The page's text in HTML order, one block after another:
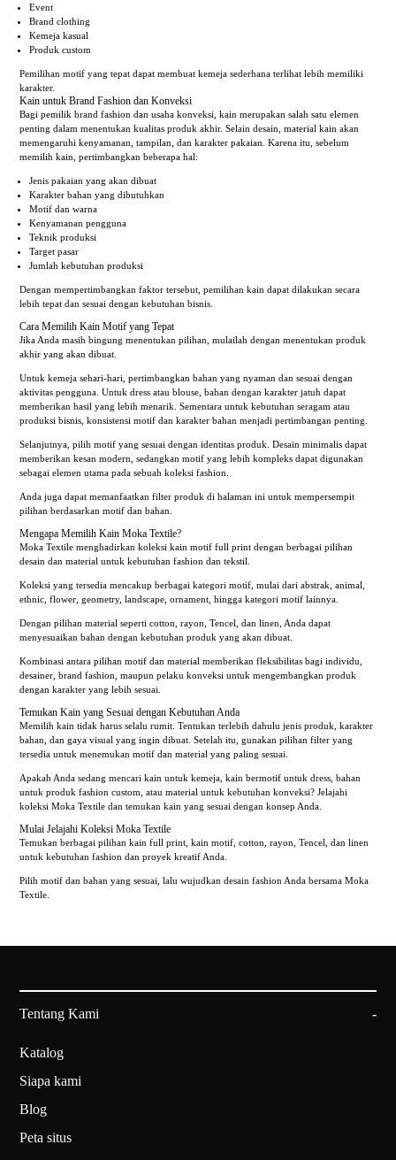
Event
Brand clothing
Kemeja kasual
Produk custom
Pemilihan motif yang tepat dapat membuat kemeja sederhana terlihat lebih memiliki
karakter.
Kain untuk Brand Fashion dan Konveksi
Bagi pemilik brand fashion dan usaha konveksi, kain merupakan salah satu elemen
penting dalam menentukan kualitas produk akhir. Selain desain, material kain akan
memengaruhi kenyamanan, tampilan, dan karakter pakaian. Karena itu, sebelum
memilih kain, pertimbangkan beberapa hal:
Jenis pakaian yang akan dibuat
Karakter bahan yang dibutuhkan
Motif dan warna
Kenyamanan pengguna
Teknik produksi
Target pasar
Jumlah kebutuhan produksi
Dengan mempertimbangkan faktor tersebut, pemilihan kain dapat dilakukan secara
lebih tepat dan sesuai dengan kebutuhan bisnis.
Cara Memilih Kain Motif yang Tepat
Jika Anda masih bingung menentukan pilihan, mulailah dengan menentukan produk
akhir yang akan dibuat.
Untuk kemeja sehari-hari, pertimbangkan bahan yang nyaman dan sesuai dengan
aktivitas pengguna. Untuk dress atau blouse, bahan dengan karakter jatuh dapat
memberikan hasil yang lebih menarik. Sementara untuk kebutuhan seragam atau
produksi bisnis, konsistensi motif dan karakter bahan menjadi pertimbangan penting.
Selanjutnya, pilih motif yang sesuai dengan identitas produk. Desain minimalis dapat
memberikan kesan modern, sedangkan motif yang lebih kompleks dapat digunakan
sebagai elemen utama pada sebuah koleksi fashion.
Anda juga dapat memanfaatkan filter produk di halaman ini untuk mempersempit
pilihan berdasarkan motif dan bahan.
Mengapa Memilih Kain Moka Textile?
Moka Textile menghadirkan koleksi kain motif full print dengan berbagai pilihan
desain dan material untuk kebutuhan fashion dan tekstil.
Koleksi yang tersedia mencakup berbagai kategori motif, mulai dari abstrak, animal,
ethnic, flower, geometry, landscape, ornament, hingga kategori motif lainnya.
Dengan pilihan material seperti cotton, rayon, Tencel, dan linen, Anda dapat
menyesuaikan bahan dengan kebutuhan produk yang akan dibuat.
Kombinasi antara pilihan motif dan material memberikan fleksibilitas bagi individu,
desainer, brand fashion, maupun pelaku konveksi untuk mengembangkan produk
dengan karakter yang lebih sesuai.
Temukan Kain yang Sesuai dengan Kebutuhan Anda
Memilih kain tidak harus selalu rumit. Tentukan terlebih dahulu jenis produk, karakter
bahan, dan gaya visual yang ingin dibuat. Setelah itu, gunakan pilihan filter yang
tersedia untuk menemukan motif dan material yang paling sesuai.
Apakah Anda sedang mencari kain untuk kemeja, kain bermotif untuk dress, bahan
untuk produk fashion custom, atau material untuk kebutuhan konveksi? Jelajahi
koleksi Moka Textile dan temukan kain yang sesuai dengan konsep Anda.
Mulai Jelajahi Koleksi Moka Textile
Temukan berbagai pilihan kain full print, kain motif, cotton, rayon, Tencel, dan linen
untuk kebutuhan fashion dan proyek kreatif Anda.
Pilih motif dan bahan yang sesuai, lalu wujudkan desain fashion Anda bersama Moka
Textile.
Tentang Kami
Katalog
Siapa kami
Blog
Peta situs